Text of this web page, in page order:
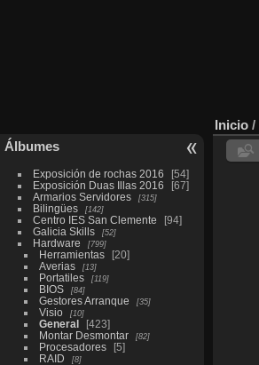
Álbumes
Exposición de rochas 2016
54
Exposición Duas Illas 2016
67
Armarios Servidores
315
Bilingües 142
Centro IES San Clemente
94
Galicia Skills
52
Hardware 799
Herramientas
20
Averias
13
Portatiles 119
BIOS 84
Gestores Arranque 35
Visio 10
General
423
Montar Desmontar
82
Procesadores
5
RAID
8
Inicio /